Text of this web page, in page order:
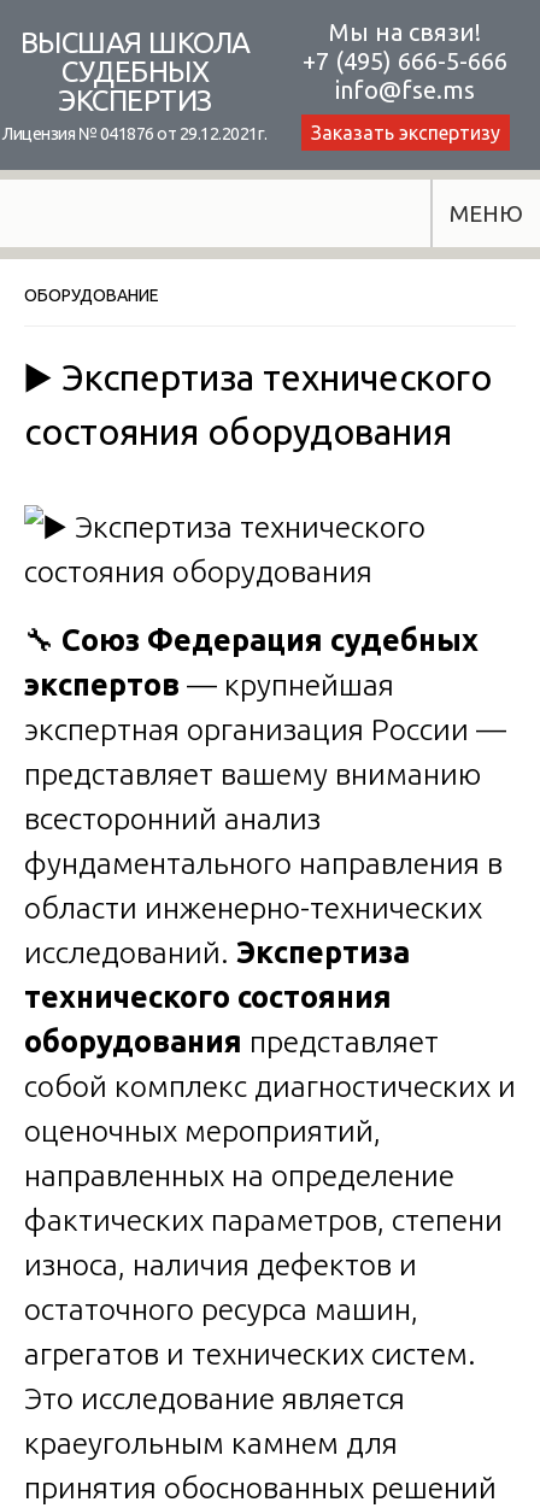
content
ВЫСШАЯ ШКОЛА
СУДЕБНЫХ
ЭКСПЕРТИЗ
Лицензия № 041876 от 29.12.2021г.
Мы на связи!
+7 (495) 666-5-666
info@fse.ms
Заказать экспертизу
МЕНЮ
ОБОРУДОВАНИЕ
▶️ Экспертиза технического
состояния оборудования
🔧 Союз Федерация судебных
экспертов — крупнейшая
экспертная организация России —
представляет вашему вниманию
всесторонний анализ
фундаментального направления в
области инженерно-технических
исследований. Экспертиза
технического состояния
оборудования представляет
собой комплекс диагностических и
оценочных мероприятий,
направленных на определение
фактических параметров, степени
износа, наличия дефектов и
остаточного ресурса машин,
агрегатов и технических систем.
Это исследование является
краеугольным камнем для
принятия обоснованных решений